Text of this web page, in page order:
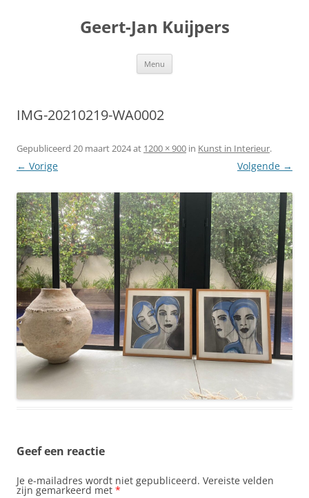
Geert-Jan Kuijpers
Menu
IMG-20210219-WA0002
Gepubliceerd 20 maart 2024at 1200 × 900 in Kunst in Interieur.
← Vorige Volgende →
Geef een reactie
Je e-mailadres wordt niet gepubliceerd. Vereiste velden
zijn gemarkeerd met *